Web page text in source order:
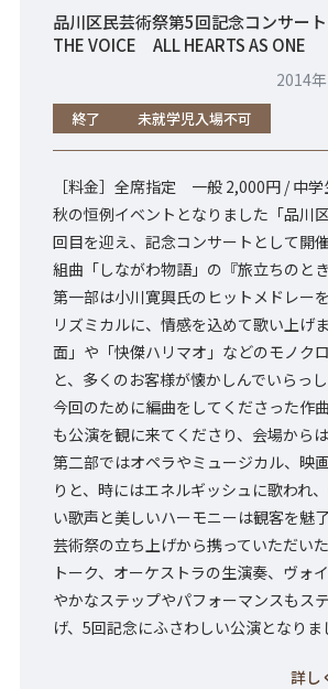
品川区民芸術祭第5回記念コンサート
THE VOICE ALL HEARTS AS ONE
2014
終了 未就学児入場不可
［料金］全席指定 一般 2,000円 / 中
秋の恒例イベントとなりました「品川
回目を迎え、記念コンサートとして開催
組曲「しながわ物語」の『旅立ちのとき
第一部は小川寛興氏のヒットメドレー
リズミカルに、情感を込めて歌い上げ
面」や「快傑ハリマオ」などのモノク
と、多くのお客様が懐かしんでいらっし
今回のために編曲をしてくださった作
も公演を観に来てくださり、会場から
第二部ではオペラやミュージカル、映
りと、時にはエネルギッシュに歌われ
い歌声と美しいハーモニーは観客を魅了
芸術祭の立ち上げから携っていただい
トーク、オーケストラの生演奏、ヴォ
やかなステップやパフォーマンスもス
げ、5回記念にふさわしい公演となりま
詳し